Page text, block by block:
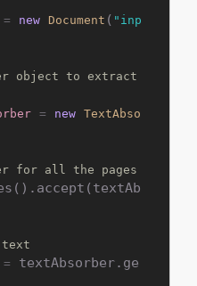
= new Document ( "inp
object to extract
= new TextAbso
for all the pages
=
textAbsorber.ge